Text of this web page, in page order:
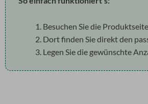
Besuchen Sie die
Dort finden Sie direkt den
Legen Sie die gewünschte